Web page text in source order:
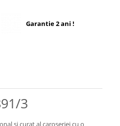
Garantie 2 ani !
3
și curat al caroseriei cu o